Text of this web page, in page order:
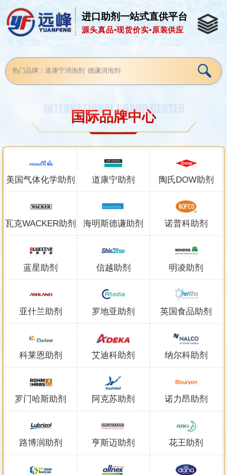
进口助剂一站式直供平台
源头真品•现货价实•原装供应
国际品牌中心
美国气体化学助剂 道康宁助剂 陶氏DOW助剂
瓦克WACKER助剂 海明斯德谦助剂 诺普科助剂
蓝星助剂 信越助剂 明凌助剂
亚什兰助剂 罗地亚助剂 英国食品助剂
科莱恩助剂 艾迪科助剂 纳尔科助剂
罗门哈斯助剂 阿克苏助剂 诺力昂助剂
路博润助剂 亨斯迈助剂 花王助剂